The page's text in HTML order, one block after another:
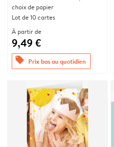
choix de papier
Lot de 10 cartes
À partir de
9,49 €
offers Prix bas au quotidien